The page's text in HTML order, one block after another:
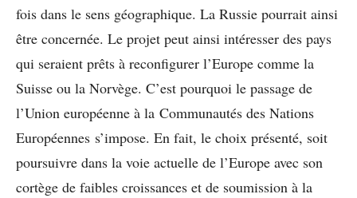
fois dans le sens géographique. La Russie pourrait ainsi
être concernée. Le projet peut ainsi intéresser des pays
qui seraient prêts à reconfigurer l’Europe comme la
Suisse ou la Norvège. C’est pourquoi le passage de
l’Union européenne à la Communautés des Nations
Européennes s’impose. En fait, le choix présenté, soit
poursuivre dans la voie actuelle de l’Europe avec son
cortège de faibles croissances et de soumission à la